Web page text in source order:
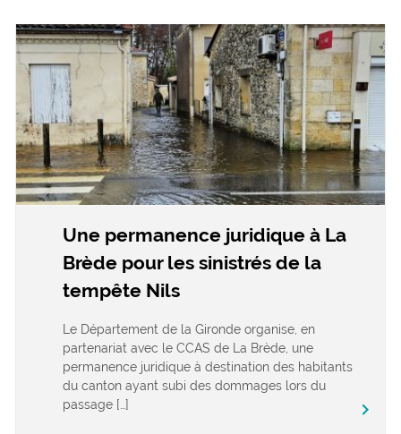
Une permanence juridique à La
Brède pour les sinistrés de la
tempête Nils
Le Département de la Gironde organise, en
partenariat avec le CCAS de La Brède, une
permanence juridique à destination des habitants
du canton ayant subi des dommages lors du
passage […]
keyboard_arrow_right